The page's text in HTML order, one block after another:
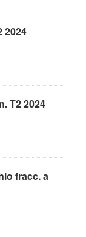
2024
T2 2024
fracc. a